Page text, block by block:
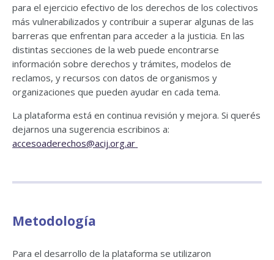
para el ejercicio efectivo de los derechos de los colectivos
más vulnerabilizados y contribuir a superar algunas de las
barreras que enfrentan para acceder a la justicia. En las
distintas secciones de la web puede encontrarse
información sobre derechos y trámites, modelos de
reclamos, y recursos con datos de organismos y
organizaciones que pueden ayudar en cada tema.
La plataforma está en continua revisión y mejora. Si querés
dejarnos una sugerencia escribinos a:
accesoaderechos@acij.org.ar
Metodología
Para el desarrollo de la plataforma se utilizaron